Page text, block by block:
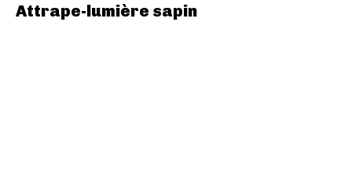
Attrape-lumière sapin